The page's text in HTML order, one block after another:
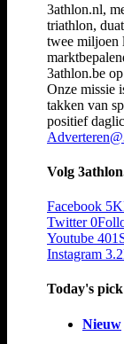
3athlon.nl,
triathlon,
twee miljoen
3athlon.be
Onze missie
takken van
positief
Volg
Facebook 5K
Twitter 0
Youtube 401
Instagram
Today's pick
Nieuw